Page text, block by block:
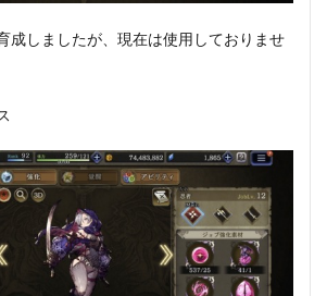
成しましたが、現在は使用しておりませ